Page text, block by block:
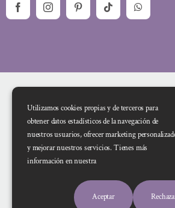
Financiado por la Unión Europea –
autores y no reflejan necesariamente los de la Unión
Europea. Ni la Unión Europea ni la Comisión
Utilizamos cookies propias y de terceros para
obtener datos estadísticos de la navegación de
nuestros usuarios, ofrecer marketing
y mejorar nuestros servicios. Tienes más
información en nuestra
Aceptar